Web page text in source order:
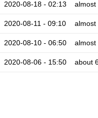
2020-08-18 - 02:13 almost
2020-08-11 - 09:10 almost
2020-08-10 - 06:50 almost
2020-08-06 - 15:50 about